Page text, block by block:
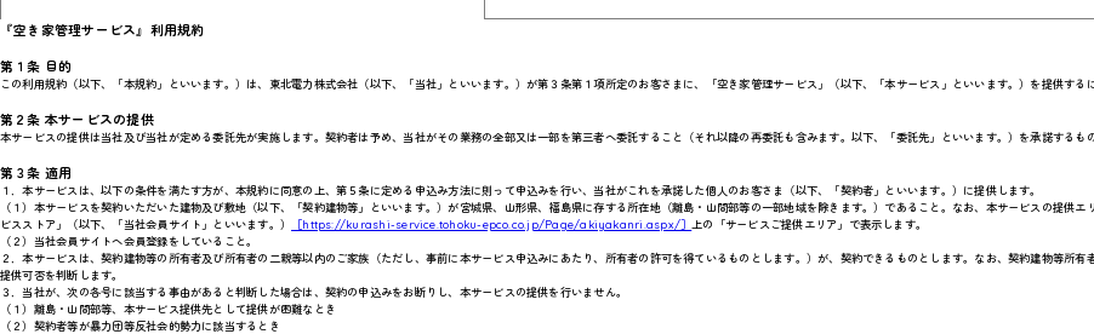
『空き家管理サービス』利用規約
第１条 目的
この利用規約（以下、「本規約」といいます。）は、東北電力株式会社（以下、「当社」といいます。）が第３条第１項所定のお客さまに、「空き家管理サービス」（以下、「本サービス」といいます。）を提供する
第２条 本サービスの提供
本サービスの提供は当社及び当社が定める委託先が実施します。契約者は予め、当社がその業務の全部又は一部を第三者へ委託すること（それ以降の再委託も含みます。以下、「委託先」といいます。）を承諾するもの
第３条 適用
１．本サービスは、以下の条件を満たす方が、本規約に同意の上、第５条に定める申込み方法に則って申込みを行い、当社がこれを承諾した個人のお客さま（以下、「契約者」といいます。）に提供します。
（１）本サービスを契約いただいた建物及び敷地（以下、「契約建物等」といいます。）が宮城県、山形県、福島県に存する所在地（離島・山間部等の一部地域を除きます。）であること。なお、本サービスの提供
ビスストア」（以下、「当社会員サイト」といいます。）
［https://kurashi-service.tohoku-epco.co.jp/Page/akiyakanri.aspx/］
上の「サービスご提供エリア」で表示します。
（２）当社会員サイトへ会員登録をしていること。
２．本サービスは、契約建物等の所有者及び所有者の二親等以内のご家族（ただし、事前に本サービス申込みにあたり、所有者の許可を得ているものとします。）が、契約できるものとします。なお、契約建物等所
提供可否を判断します。
３．当社が、次の各号に該当する事由があると判断した場合は、契約の申込みをお断りし、本サービスの提供を行いません。
（１）離島・山間部等、本サービス提供先として提供が困難なとき
（２）契約者等が暴力団等反社会的勢力に該当するとき